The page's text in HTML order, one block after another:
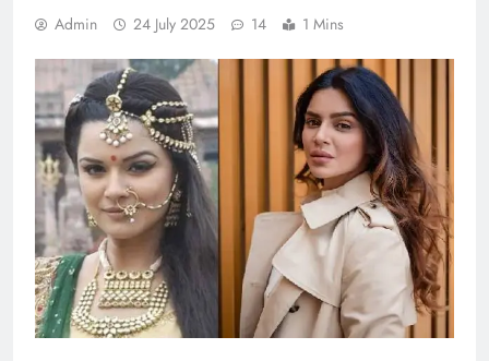
Admin 24 July 2025 14 1 Mins